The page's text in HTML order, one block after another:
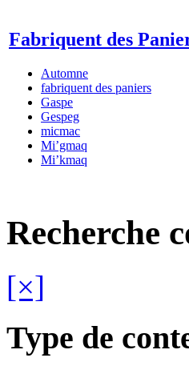
Fabriquent des
Automne
fabriquent des paniers
Gaspe
Gespeg
micmac
Mi’gmaq
Mi’kmaq
Recherche
[×]
Type de